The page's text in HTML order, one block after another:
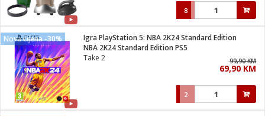
8
Nova cijena -30%
Igra PlayStation 5: NBA 2K24 Standard Edition
NBA 2K24 Standard Edition PS5
Take 2
99,90 KM
69,90 KM
2